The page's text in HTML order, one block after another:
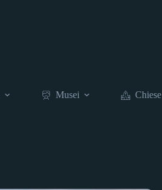
Musei Chiese